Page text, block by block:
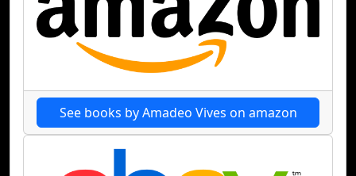
See books by Amadeo Vives on amazon